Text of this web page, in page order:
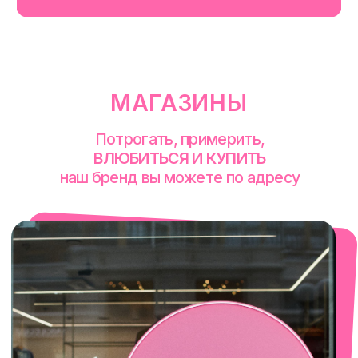
Сочи
Село Эстосадок, ТРЦ Горки Молл,
Горная Карусель, 3
смотреть в Яндекс. Картах